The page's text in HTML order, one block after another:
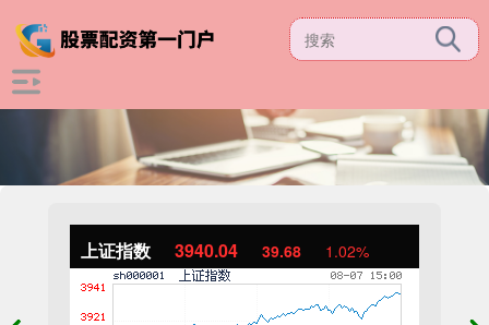
上证指数 3940.04 39.68 1.02%